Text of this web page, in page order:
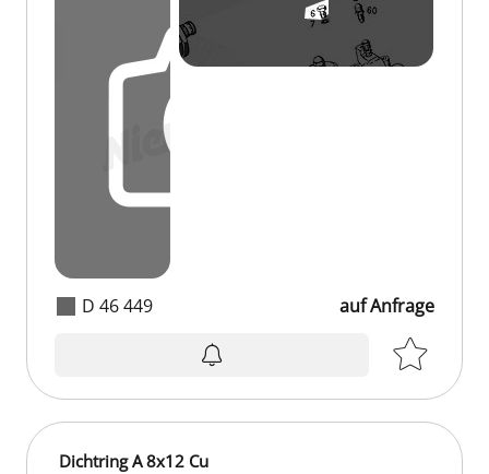
D 46 449 auf Anfrage
Dichtring A 8x12 Cu